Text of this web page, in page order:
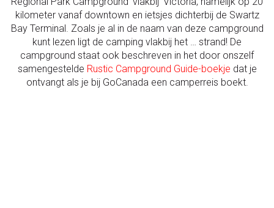
kilometer vanaf downtown en ietsjes dichterbij de Swartz
Bay Terminal. Zoals je al in de naam van deze campground
kunt lezen ligt de camping vlakbij het … strand! De
campground staat ook beschreven in het door onszelf
samengestelde Rustic Campground Guide-boekje dat je
ontvangt als je bij GoCanada een camperreis boekt.